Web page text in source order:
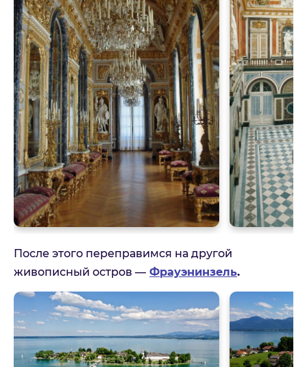
После этого переправимся на другой
живописный остров — Фрауэнинзель.